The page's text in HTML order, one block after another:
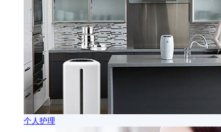
个人护理